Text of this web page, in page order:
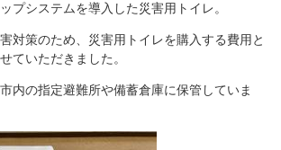
プシステムを導入した災害用トイレ。
対策のため、災害用トイレを購入する費用と
ていただきました。
内の指定避難所や備蓄倉庫に保管していま